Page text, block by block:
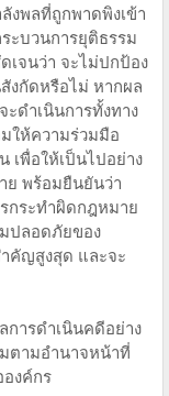
งพลที่ถูกพาดพิงเข้า
ะบวนการยุติธรรม
เจนว่า จะไม่ปกป้อง
งกัดหรือไม่ หากผล
ดำเนินการทั้งทาง
ให้ความร่วมมือ
เพื่อให้เป็นไปอย่าง
ย พร้อมยืนยันว่า
กระทำผิดกฎหมาย
ปลอดภัยของ
คัญสูงสุด และจะ
การดำเนินคดีอย่าง
ตามอำนาจหน้าที่
งค์กร